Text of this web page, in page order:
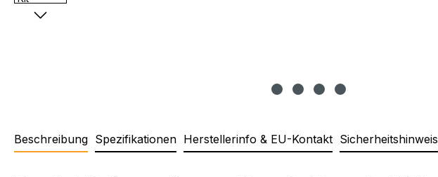
Beschreibung Spezifikationen Herstellerinfo & EU-Kontakt Sicherheitshinweis